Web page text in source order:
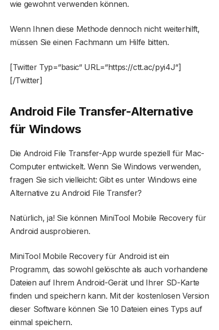
wie gewohnt verwenden können.
Wenn Ihnen diese Methode dennoch nicht weiterhilft,
müssen Sie einen Fachmann um Hilfe bitten.
[Twitter Typ=“basic“ URL=“https://ctt.ac/pyi4J“]
[/Twitter]
Android File Transfer-Alternative
für Windows
Die Android File Transfer-App wurde speziell für Mac-
Computer entwickelt. Wenn Sie Windows verwenden,
fragen Sie sich vielleicht: Gibt es unter Windows eine
Alternative zu Android File Transfer?
Natürlich, ja! Sie können MiniTool Mobile Recovery für
Android ausprobieren.
MiniTool Mobile Recovery für Android ist ein
Programm, das sowohl gelöschte als auch vorhandene
Dateien auf Ihrem Android-Gerät und Ihrer SD-Karte
finden und speichern kann. Mit der kostenlosen Version
dieser Software können Sie 10 Dateien eines Typs auf
einmal speichern.